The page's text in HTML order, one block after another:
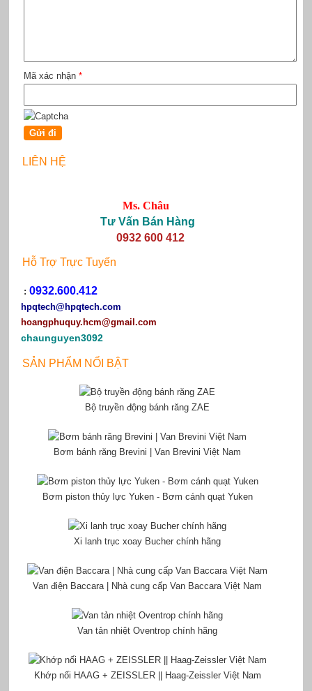
Mã xác nhận *
LIÊN HỆ
Ms. Châu
Tư Vấn Bán Hàng
0932 600 412
Hỗ Trợ Trực Tuyến
: 0932.600.412
hpqtech@hpqtech.com
hoangphuquy.hcm@gmail.com
chaunguyen3092
SẢN PHẨM NỔI BẬT
Bộ truyền động bánh răng ZAE
Bơm bánh răng Brevini | Van Brevini Việt Nam
Bơm piston thủy lực Yuken - Bơm cánh quạt Yuken
Xi lanh trục xoay Bucher chính hãng
Van điện Baccara | Nhà cung cấp Van Baccara Việt Nam
Van tản nhiệt Oventrop chính hãng
Khớp nối HAAG + ZEISSLER || Haag-Zeissler Việt Nam